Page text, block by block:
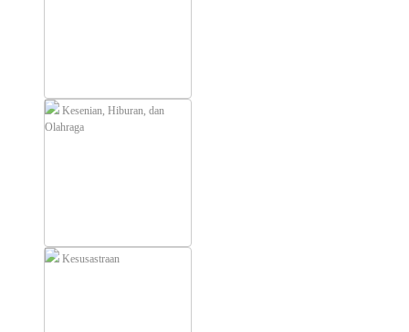
Kesenian, Hiburan, dan
Olahraga
Kesusastraan